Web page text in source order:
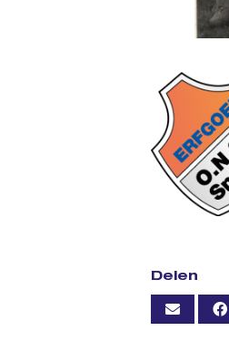
Delen